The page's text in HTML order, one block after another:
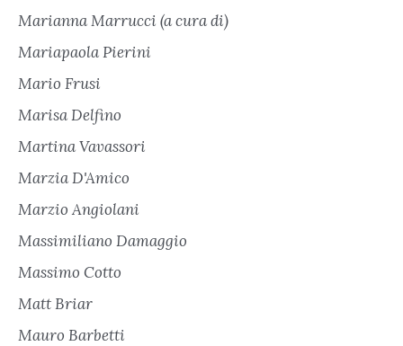
Marianna Marrucci (a cura di)
Mariapaola Pierini
Mario Frusi
Marisa Delfino
Martina Vavassori
Marzia D'Amico
Marzio Angiolani
Massimiliano Damaggio
Massimo Cotto
Matt Briar
Mauro Barbetti